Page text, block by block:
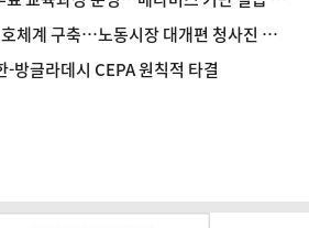
체계 구축…노동시장 대개편 청사진 공
글라데시 CEPA 원칙적 타결